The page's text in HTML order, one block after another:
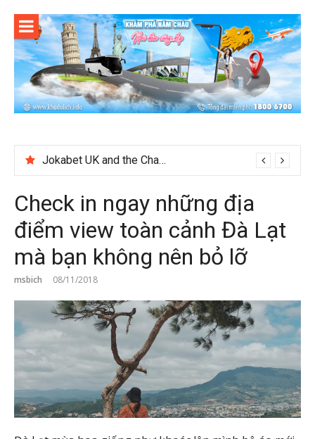
content
Test
Check in ngay những địa
điểm view toàn cảnh Đà Lạt
mà bạn không nên bỏ lỡ
msbich 08/11/2018